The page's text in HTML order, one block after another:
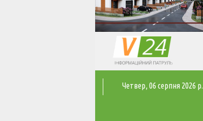
Четвер, 06 серпня 2026 р.